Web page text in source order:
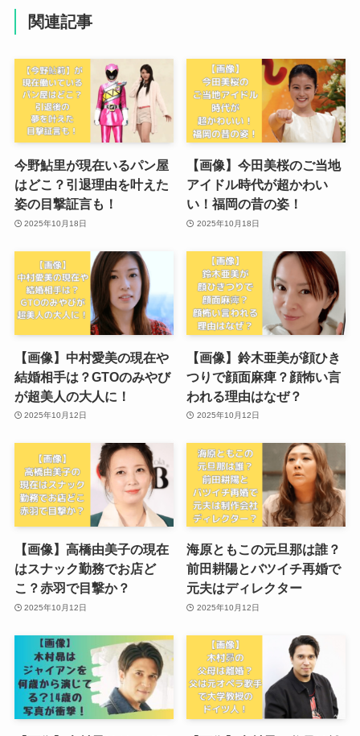
関連記事
今野鮎里が現在いるパン屋
はどこ？引退理由を叶えた
姿の目撃証言も！
2025年10月18日
【画像】今田美桜のご当地
アイドル時代が超かわい
い！福岡の昔の姿！
2025年10月18日
【画像】中村愛美の現在や
結婚相手は？GTOのみやび
が超美人の大人に！
2025年10月12日
【画像】鈴木亜美が顔ひき
つりで顔面麻痺？顔怖い言
われる理由はなぜ？
2025年10月12日
【画像】高橋由美子の現在
はスナック勤務でお店ど
こ？赤羽で目撃か？
2025年10月12日
海原ともこの元旦那は誰？
前田耕陽とバツイチ再婚で
元夫はディレクター
2025年10月12日